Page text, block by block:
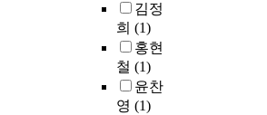
김정
희 (1)
홍현
철 (1)
윤찬
영 (1)